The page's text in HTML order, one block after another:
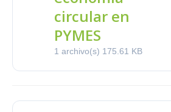
circular en
PYMES
1 archivo(s) 175.61 KB